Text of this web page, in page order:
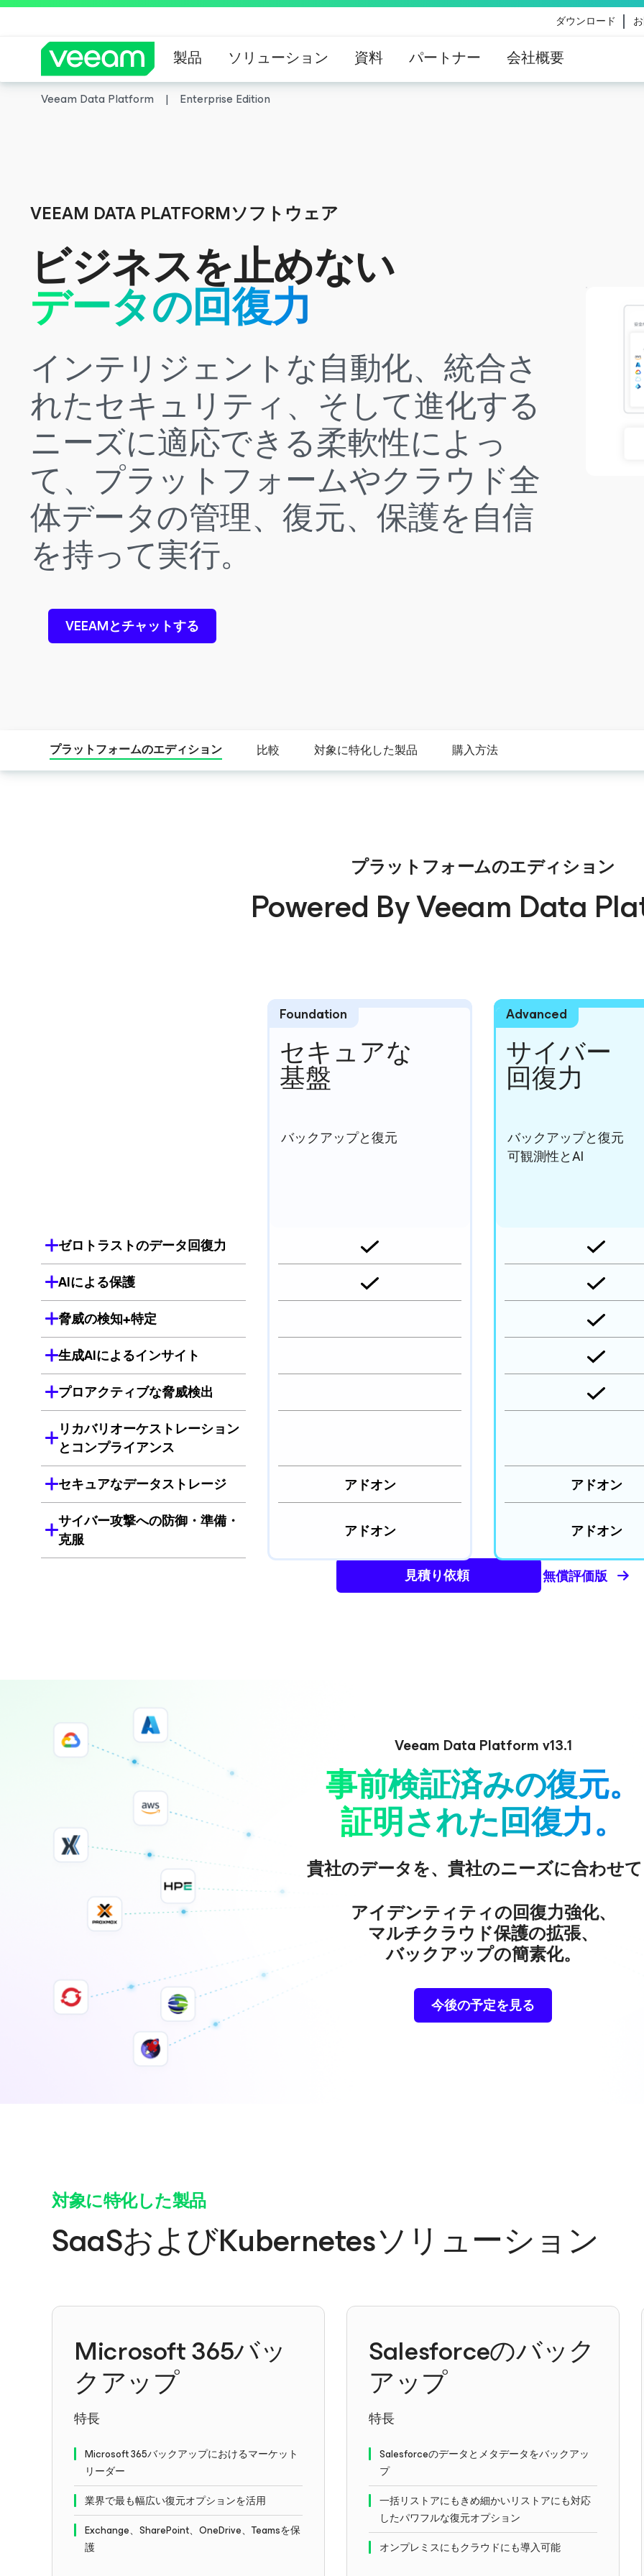
ダウンロード
製品 ソリューション 資料 パートナー 会社概要
Veeam DataAI Command Platform
Veeam Data Platform Enterprise Edition
VEEAM DATA PLATFORMソフトウェア
ビジネスを止めない
データの回復力
インテリジェントな自動化、統合さ
れたセキュリティ、そして進化する
ニーズに適応できる柔軟性によっ
て、プラットフォームやクラウド全
体データの管理、復元、保護を自信
を持って実行。
VEEAMとチャットする
プラットフォームのエディション 比較 対象に特化した製品 購入方法
プラットフォームのエディション
Powered By Veeam Data
Foundation
セキュアな
基盤
Advanced
サイバー
回復力
バックアップと復元
バックアップと復元
可観測性とAI
ゼロトラストのデータ回復力
AIによる保護
脅威の検知+特定
生成AIによるインサイト
プロアクティブな脅威検出
リカバリオーケストレーション
とコンプライアンス
セキュアなデータストレージ
アドオン
アドオン
サイバー攻撃への防御・準備・
克服
アドオン アドオン
見積り依頼 無償評価版
Veeam Data Platform v13.1
事前検証済みの復元。
証明された回復力。
貴社のデータを、貴社のニーズに合わせ
アイデンティティの回復力強化、
マルチクラウド保護の拡張、
バックアップの簡素化。
今後の予定を見る
対象に特化した製品
SaaSおよびKubernetesソリューション
Microsoft 365バッ
クアップ
特長
Microsoft 365バックアップにおけるマーケット
リーダー
業界で最も幅広い復元オプションを活用
Exchange、SharePoint、OneDrive、Teamsを保
護
Salesforceのバック
アップ
特長
Salesforceのデータとメタデータをバックアッ
プ
一括リストアにもきめ細かいリストアにも対応
したパワフルな復元オプション
オンプレミスにもクラウドにも導入可能